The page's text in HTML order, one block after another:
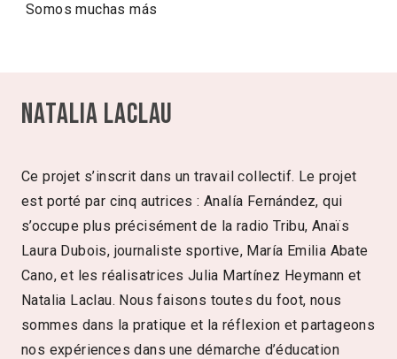
Somos muchas más
Natalia Laclau
Ce projet s’inscrit dans un travail collectif. Le projet
est porté par cinq autrices : Analía Fernández, qui
s’occupe plus précisément de la radio Tribu, Anaïs
Laura Dubois, journaliste sportive, María Emilia Abate
Cano, et les réalisatrices Julia Martínez Heymann et
Natalia Laclau. Nous faisons toutes du foot, nous
sommes dans la pratique et la réflexion et partageons
nos expériences dans une démarche d’éducation